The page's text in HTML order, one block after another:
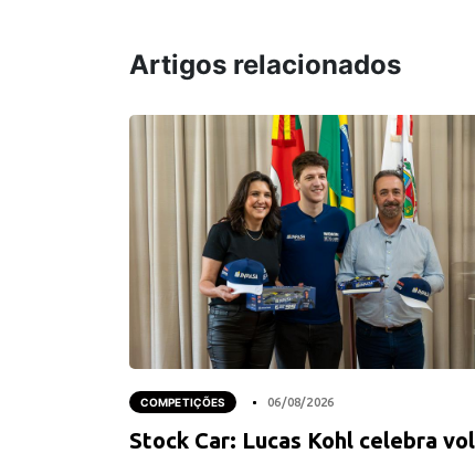
Artigos relacionados
COMPETIÇÕES 06/08/2026
Stock Car: Lucas Kohl celebra